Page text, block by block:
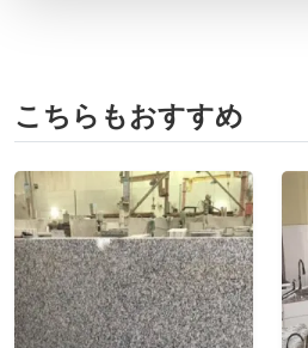
こちらもおすすめ